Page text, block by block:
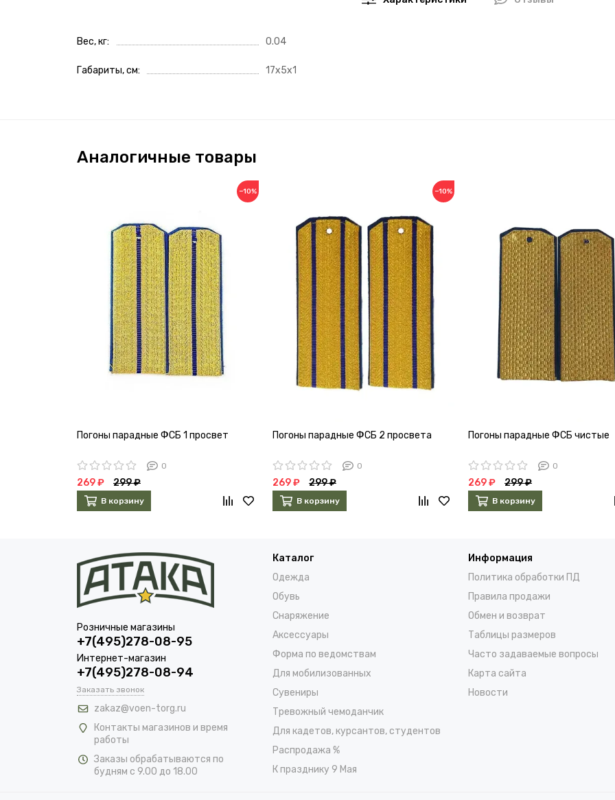
Вес, кг 0.04
Габариты, см 17x5x1
Аналогичные товары
−10%
Погоны парадные ФСБ 1 просвет
0
269 ₽ 299 ₽
В корзину
−10%
Погоны парадные ФСБ 2 просвета
0
269 ₽ 299 ₽
В корзину
Погоны парадные ФСБ чистые
0
269 ₽ 299 ₽
В корзину
Розничные магазины
+7(495)278-08-95
Интернет-магазин
+7(495)278-08-94
Заказать звонок
zakaz@voen-torg.ru
Контакты магазинов и время
работы
Заказы обрабатываются по
будням с 9.00 до 18.00
Каталог
Одежда
Обувь
Снаряжение
Аксессуары
Форма по ведомствам
Для мобилизованных
Сувениры
Тревожный чемоданчик
Для кадетов, курсантов, студентов
Распродажа %
К празднику 9 Мая
Информация
Политика обработки ПД
Правила продажи
Обмен и возврат
Таблицы размеров
Часто задаваемые вопросы
Карта сайта
Новости